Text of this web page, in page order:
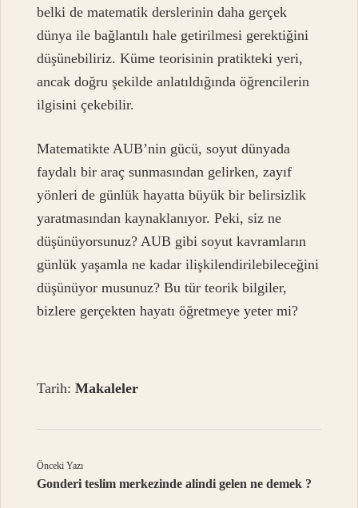
belki de matematik derslerinin daha gerçek
dünya ile bağlantılı hale getirilmesi gerektiğini
düşünebiliriz. Küme teorisinin pratikteki yeri,
ancak doğru şekilde anlatıldığında öğrencilerin
ilgisini çekebilir.
Matematikte AUB’nin gücü, soyut dünyada
faydalı bir araç sunmasından gelirken, zayıf
yönleri de günlük hayatta büyük bir belirsizlik
yaratmasından kaynaklanıyor. Peki, siz ne
düşünüyorsunuz? AUB gibi soyut kavramların
günlük yaşamla ne kadar ilişkilendirilebileceğini
düşünüyor musunuz? Bu tür teorik bilgiler,
bizlere gerçekten hayatı öğretmeye yeter mi?
Tarih:Makaleler
Önceki Yazı
Gonderi teslim merkezinde alindi gelen ne demek ?